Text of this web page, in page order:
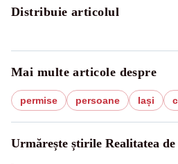
Distribuie articolul
Mai multe articole despre
permise persoane Iași
Urmărește știrile Realitatea de